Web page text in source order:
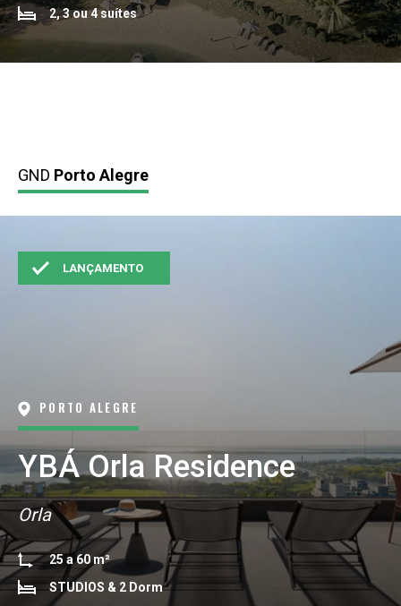
2, 3 ou 4 suítes
GND Porto Alegre
LANÇAMENTO
PORTO ALEGRE
YBÁ Orla Residence
Orla
25 a 60 m²
STUDIOS & 2 Dorm